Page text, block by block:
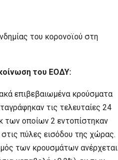
του κορονοϊού στη
του ΕΟΔΥ:
επιβεβαιωμένα κρούσματα
τις τελευταίες 24
των οποίων 2 εντοπίστηκαν
πύλες εισόδου της χώρας.
των κρουσμάτων ανέρχεται